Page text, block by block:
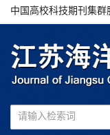
中国高校科技期刊集群